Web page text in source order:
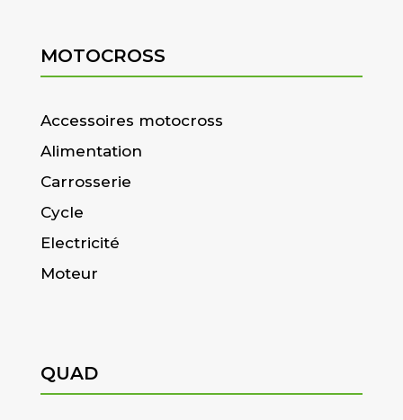
MOTOCROSS
Accessoires motocross
Alimentation
Carrosserie
Cycle
Electricité
Moteur
QUAD